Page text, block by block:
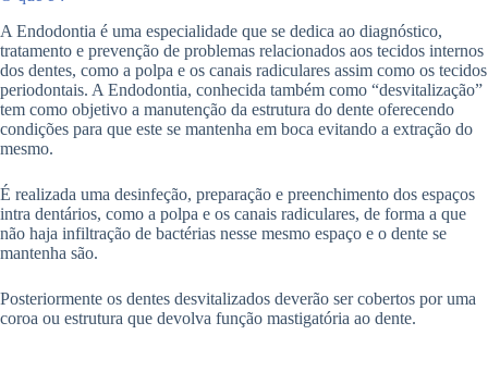
A Endodontia é uma especialidade que se dedica ao diagnóstico,
tratamento e prevenção de problemas relacionados aos tecidos internos
dos dentes, como a polpa e os canais radiculares assim como os tecidos
periodontais. A Endodontia, conhecida também como “desvitalização”
tem como objetivo a manutenção da estrutura do dente oferecendo
condições para que este se mantenha em boca evitando a extração do
mesmo.
É realizada uma desinfeção, preparação e preenchimento dos espaços
intra dentários, como a polpa e os canais radiculares, de forma a que
não haja infiltração de bactérias nesse mesmo espaço e o dente se
mantenha são.
Posteriormente os dentes desvitalizados deverão ser cobertos por uma
coroa ou estrutura que devolva função mastigatória ao dente.